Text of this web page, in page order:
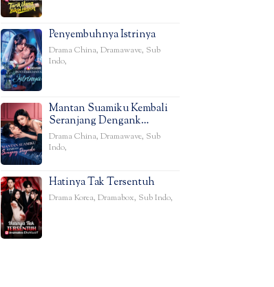
Penyembuhnya Istrinya
Drama China, Dramawave, Sub
Indo,
Mantan Suamiku Kembali
Seranjang Dengank…
Drama China, Dramawave, Sub
Indo,
Hatinya Tak Tersentuh
Drama Korea, Dramabox, Sub Indo,